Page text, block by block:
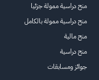
منح دراسية ممولة جزئيا
منح دراسية ممولة بالكامل
منح مالية
منح دراسية
جوائز ومسابقات